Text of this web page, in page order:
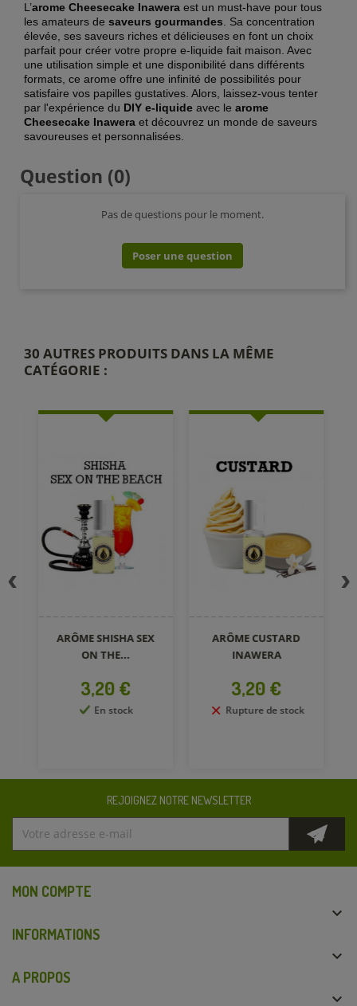
L’arome Cheesecake Inawera est un must-have pour tous
les amateurs de saveurs gourmandes. Sa concentration
élevée, ses saveurs riches et délicieuses en font un choix
parfait pour créer votre propre e-liquide fait maison. Avec
une utilisation simple et une disponibilité dans différents
formats, ce arome offre une infinité de possibilités pour
satisfaire vos papilles gustatives. Alors, laissez-vous tenter
par l'expérience du DIY e-liquide avec le arome
Cheesecake Inawera et découvrez un monde de saveurs
savoureuses et personnalisées.
Question (0)
Pas de questions pour le moment.
Poser une question
30 AUTRES PRODUITS DANS LA MÊME
CATÉGORIE :
ARÔME SHISHA SEX
ON THE...
Prix
3,20 €
En stock
ARÔME CUSTARD
INAWERA
Prix
3,20 €
Rupture de stock
REJOIGNEZ NOTRE NEWSLETTER
MON COMPTE

INFORMATIONS

A PROPOS
